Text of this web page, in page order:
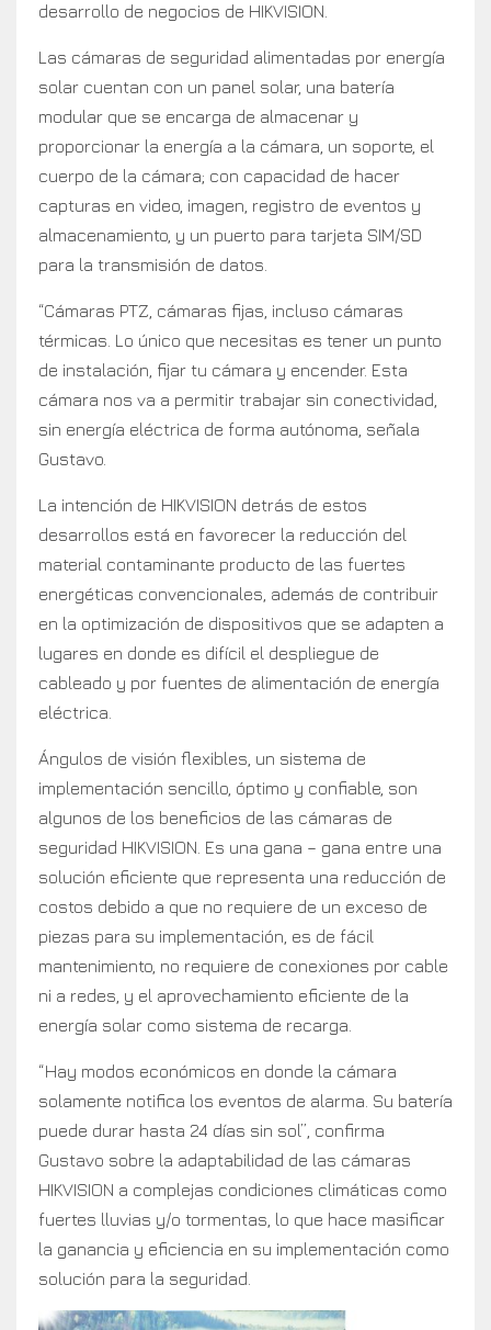
desarrollo de negocios de HIKVISION.
Las cámaras de seguridad alimentadas por energía
solar cuentan con un panel solar, una batería
modular que se encarga de almacenar y
proporcionar la energía a la cámara, un soporte, el
cuerpo de la cámara; con capacidad de hacer
capturas en video, imagen, registro de eventos y
almacenamiento, y un puerto para tarjeta SIM/SD
para la transmisión de datos.
“Cámaras PTZ, cámaras fijas, incluso cámaras
térmicas. Lo único que necesitas es tener un punto
de instalación, fijar tu cámara y encender. Esta
cámara nos va a permitir trabajar sin conectividad,
sin energía eléctrica de forma autónoma, señala
Gustavo.
La intención de HIKVISION detrás de estos
desarrollos está en favorecer la reducción del
material contaminante producto de las fuertes
energéticas convencionales, además de contribuir
en la optimización de dispositivos que se adapten a
lugares en donde es difícil el despliegue de
cableado y por fuentes de alimentación de energía
eléctrica.
Ángulos de visión flexibles, un sistema de
implementación sencillo, óptimo y confiable, son
algunos de los beneficios de las cámaras de
seguridad HIKVISION. Es una gana – gana entre una
solución eficiente que representa una reducción de
costos debido a que no requiere de un exceso de
piezas para su implementación, es de fácil
mantenimiento, no requiere de conexiones por cable
ni a redes, y el aprovechamiento eficiente de la
energía solar como sistema de recarga.
“Hay modos económicos en donde la cámara
solamente notifica los eventos de alarma. Su batería
puede durar hasta 24 días sin sol”, confirma
Gustavo sobre la adaptabilidad de las cámaras
HIKVISION a complejas condiciones climáticas como
fuertes lluvias y/o tormentas, lo que hace masificar
la ganancia y eficiencia en su implementación como
solución para la seguridad.